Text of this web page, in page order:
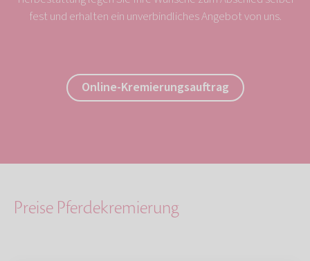
fest und erhalten ein unverbindliches Angebot von uns.
Online-Kremierungsauftrag
Preise Pferdekremierung